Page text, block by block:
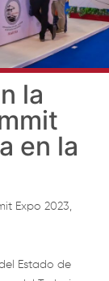
la
en la
Expo 2023,
Estado de